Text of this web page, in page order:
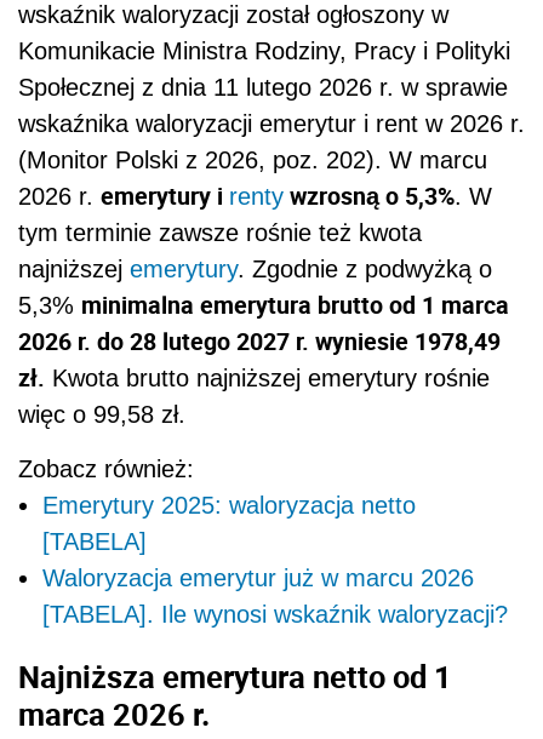
wskaźnik waloryzacji został ogłoszony w
Komunikacie Ministra Rodziny, Pracy i Polityki
Społecznej z dnia 11 lutego 2026 r. w sprawie
wskaźnika waloryzacji emerytur i rent w 2026 r.
(Monitor Polski z 2026, poz. 202). W marcu
2026 r. emerytury i renty wzrosną o 5,3%. W
tym terminie zawsze rośnie też kwota
najniższej emerytury. Zgodnie z podwyżką o
5,3% minimalna emerytura brutto od 1 marca
2026 r. do 28 lutego 2027 r. wyniesie 1978,49
zł. Kwota brutto najniższej emerytury rośnie
więc o 99,58 zł.
Zobacz również:
Emerytury 2025: waloryzacja netto
[TABELA]
Waloryzacja emerytur już w marcu 2026
[TABELA]. Ile wynosi wskaźnik waloryzacji?
Najniższa emerytura netto od 1
marca 2026 r.